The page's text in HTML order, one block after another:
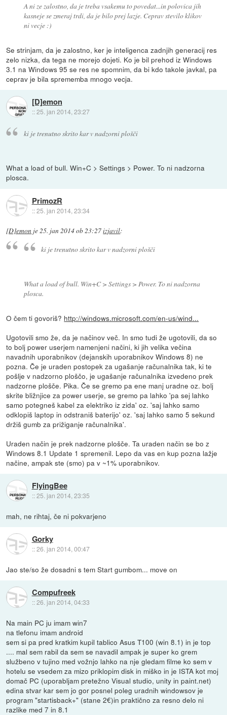
A ni ze zalostno, da je treba vsakemu to povedat...in polovica jih
kasneje se zmeraj trdi, da je bilo prej lazje. Ceprav stevilo klikov
ni vecje :)
Se strinjam, da je zalostno, ker je inteligenca zadnjih generacij res
zelo nizka, da tega ne morejo dojeti. Ko je bil prehod iz Windows
3.1 na Windows 95 se res ne spomnim, da bi kdo takole javkal, pa
ceprav je bila sprememba mnogo vecja.
[D]emon
::25. jan 2014, 23:27
ki je trenutno skrito kar v nadzorni plošči
What a load of bull. Win+C > Settings > Power. To ni nadzorna
plosca.
PrimozR
::25. jan 2014, 23:34
[D]emon je25. jan 2014 ob 23:27izjavil:
ki je trenutno skrito kar v nadzorni plošči
What a load of bull. Win+C > Settings > Power. To ni nadzorna
plosca.
O čem ti govoriš? http://windows.microsoft.com/en-us/wind...
Ugotovili smo že, da je načinov več. In smo tudi že ugotovili, da so
to bolj power userjem namenjeni načini, ki jih velika večina
navadnih uporabnikov (dejanskih uporabnikov Windows 8) ne
pozna. Če je uraden postopek za ugašanje računalnika tak, ki te
pošlje v nadzorno ploščo, je ugašanje računalnika izvedeno prek
nadzorne plošče. Pika. Če se gremo pa ene manj uradne oz. bolj
skrite bližnjice za power userje, se gremo pa lahko 'pa sej lahko
samo potegneš kabel za elektriko iz zida' oz. 'saj lahko samo
odklopiš laptop in odstraniš baterijo' oz. 'saj lahko samo 5 sekund
držiš gumb za prižiganje računalnika'.
Uraden način je prek nadzorne plošče. Ta uraden način se bo z
Windows 8.1 Update 1 spremenil. Lepo da vas en kup pozna lažje
načine, ampak ste (smo) pa v ~1% uporabnikov.
FlyingBee
::25. jan 2014, 23:35
mah, ne rihtaj, če ni pokvarjeno
Gorky
::26. jan 2014, 00:47
Jao ste/so že dosadni s tem Start gumbom... move on
Compufreek
::26. jan 2014, 04:33
Na main PC ju imam win7
na tlefonu imam android
sem si pa pred kratkim kupil tablico Asus T100 (win 8.1) in je top
.... mal sem rabil da sem se navadil ampak je super ko grem
službeno v tujino med vožnjo lahko na nje gledam filme ko sem v
hotelu se vsedem za mizo priklopim disk in miško in je ISTA kot moj
domač PC (uporabljam pretežno Visual studio, unity in paint.net)
edina stvar kar sem jo gor posnel poleg uradnih windowsov je
program "startisback+" (stane 2€)in praktično za resno delo ni
razlike med 7 in 8.1